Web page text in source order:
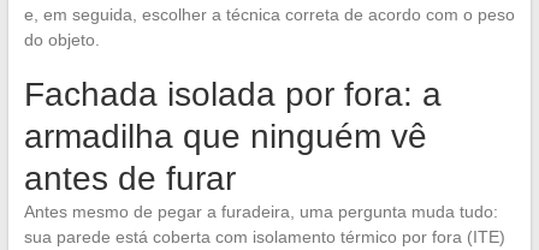
e, em seguida, escolher a técnica correta de acordo com o peso
do objeto.
Fachada isolada por fora: a
armadilha que ninguém vê
antes de furar
Antes mesmo de pegar a furadeira, uma pergunta muda tudo:
sua parede está coberta com isolamento térmico por fora (ITE)